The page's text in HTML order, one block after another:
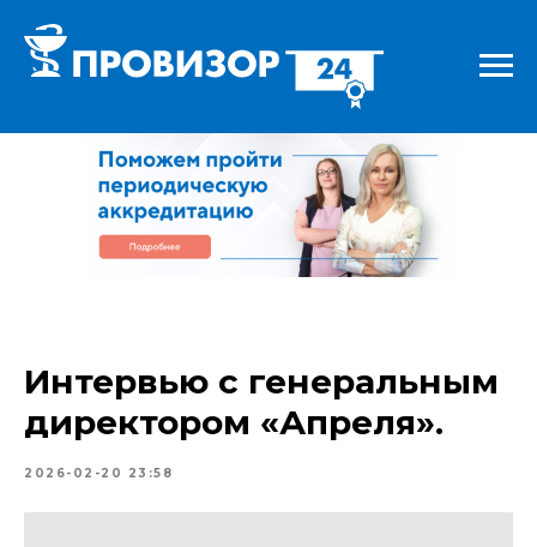
Интервью с генеральным
директором «Апреля».
2026-02-20 23:58